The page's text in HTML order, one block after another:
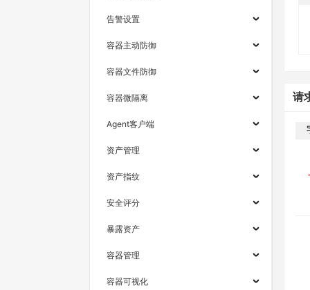
告警设置
容器主动防御
容器文件防御
容器微隔离
Agent客户端
资产管理
资产指纹
安全评分
暴露资产
容器管理
容器可视化
请